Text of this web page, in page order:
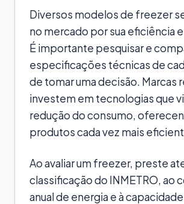
Diversos modelos de freezer
no mercado por sua eficiência
É importante pesquisar e
especificações técnicas de
de tomar uma decisão. Marcas
investem em tecnologias que
redução do consumo,
produtos cada vez mais
Ao avaliar um freezer, preste
classificação do INMETRO, ao
anual de energia e à